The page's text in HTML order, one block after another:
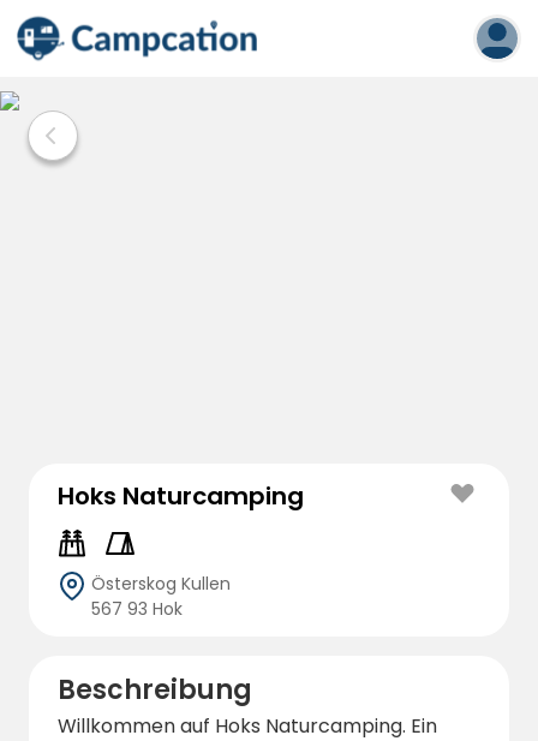
Hoks Naturcamping
Österskog Kullen
567 93 Hok
Beschreibung
Willkommen auf Hoks Naturcamping. Ein